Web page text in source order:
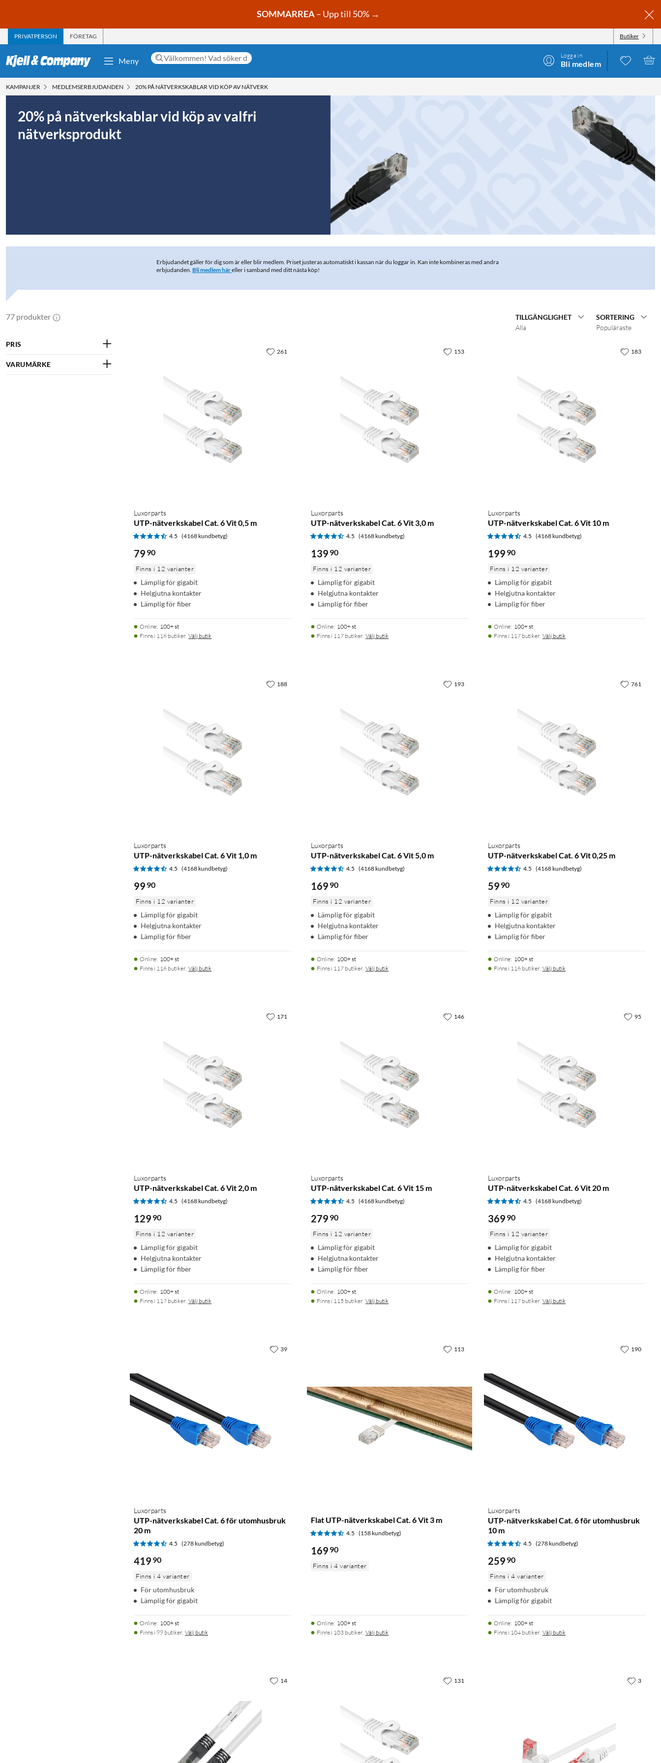
SOMMARREA– Upp till 50% →
PRIVATPERSON FÖRETAG Butiker
Meny
Logga in
Bli medlem
KAMPANJER MEDLEMS­ERBJUDANDEN 20% PÅ NÄTVERKSKABLAR VID KÖP AV NÄTVERK
20% på nätverkskablar vid köp av valfri
nätverksprodukt
Erbjudandet gäller för dig som är eller blir medlem. Priset justeras automatiskt i kassan när du loggar in. Kan inte kombineras med andra
erbjudanden. Bli medlem häreller i samband med ditt nästa köp!
77 produkter
PRIS
VARUMÄRKE
TILLGÄNGLIGHET
Alla
SORTERING
Populäraste
Luxorparts
UTP-nätverkskabel Cat. 6 Vit 0,5 m
4.5 (4168 kundbetyg)
79 90
Finns i 12 varianter
Lämplig för gigabit
Helgjutna kontakter
Lämplig för fiber
Online: 100+ st
Finns i 116 butiker. Välj butik
261
Luxorparts
UTP-nätverkskabel Cat. 6 Vit 3,0 m
4.5 (4168 kundbetyg)
139 90
Finns i 12 varianter
Lämplig för gigabit
Helgjutna kontakter
Lämplig för fiber
Online: 100+ st
Finns i 117 butiker. Välj butik
153
Luxorparts
UTP-nätverkskabel Cat. 6 Vit 10 m
4.5 (4168 kundbetyg)
199 90
Finns i 12 varianter
Lämplig för gigabit
Helgjutna kontakter
Lämplig för fiber
Online: 100+ st
Finns i 117 butiker. Välj butik
183
Luxorparts
UTP-nätverkskabel Cat. 6 Vit 1,0 m
4.5 (4168 kundbetyg)
99 90
Finns i 12 varianter
Lämplig för gigabit
Helgjutna kontakter
Lämplig för fiber
Online: 100+ st
Finns i 116 butiker. Välj butik
188
Luxorparts
UTP-nätverkskabel Cat. 6 Vit 5,0 m
4.5 (4168 kundbetyg)
169 90
Finns i 12 varianter
Lämplig för gigabit
Helgjutna kontakter
Lämplig för fiber
Online: 100+ st
Finns i 117 butiker. Välj butik
193
Luxorparts
UTP-nätverkskabel Cat. 6 Vit 0,25 m
4.5 (4168 kundbetyg)
59 90
Finns i 12 varianter
Lämplig för gigabit
Helgjutna kontakter
Lämplig för fiber
Online: 100+ st
Finns i 116 butiker. Välj butik
761
Luxorparts
UTP-nätverkskabel Cat. 6 Vit 2,0 m
4.5 (4168 kundbetyg)
129 90
Finns i 12 varianter
Lämplig för gigabit
Helgjutna kontakter
Lämplig för fiber
Online: 100+ st
Finns i 117 butiker. Välj butik
171
Luxorparts
UTP-nätverkskabel Cat. 6 Vit 15 m
4.5 (4168 kundbetyg)
279 90
Finns i 12 varianter
Lämplig för gigabit
Helgjutna kontakter
Lämplig för fiber
Online: 100+ st
Finns i 115 butiker. Välj butik
146
Luxorparts
UTP-nätverkskabel Cat. 6 Vit 20 m
4.5 (4168 kundbetyg)
369 90
Finns i 12 varianter
Lämplig för gigabit
Helgjutna kontakter
Lämplig för fiber
Online: 100+ st
Finns i 117 butiker. Välj butik
95
Luxorparts
UTP-nätverkskabel Cat. 6 för utomhusbruk
20 m
4.5 (278 kundbetyg)
419 90
Finns i 4 varianter
För utomhusbruk
Lämplig för gigabit
Online: 100+ st
Finns i 99 butiker. Välj butik
39
Flat UTP-nätverkskabel Cat. 6 Vit 3 m
4.5 (158 kundbetyg)
169 90
Finns i 4 varianter
Online: 100+ st
Finns i 103 butiker. Välj butik
113
Luxorparts
UTP-nätverkskabel Cat. 6 för utomhusbruk
10 m
4.5 (278 kundbetyg)
259 90
Finns i 4 varianter
För utomhusbruk
Lämplig för gigabit
Online: 100+ st
Finns i 104 butiker. Välj butik
190
14 131 3